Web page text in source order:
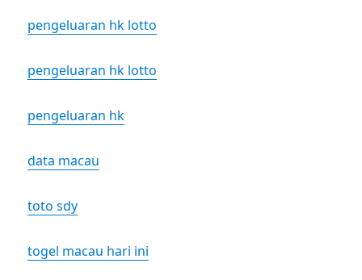
pengeluaran hk lotto
pengeluaran hk lotto
pengeluaran hk
data macau
toto sdy
togel macau hari ini